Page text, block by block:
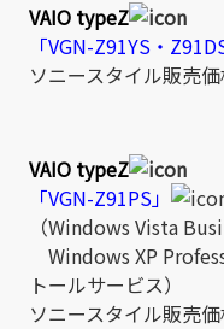
VAIO typeZ
「VGN-Z91YS・
ソニースタイル販売
VAIO typeZ
「VGN-Z91PS」
（Windows Vista
Windows XP
トールサービス）
ソニースタイル販売